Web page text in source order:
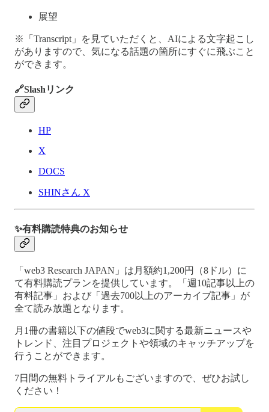
展望
※「Transcript」を見ていただくと、AIによる文字起こし
がありますので、気になる話題の箇所にすぐに飛ぶこと
ができます。
🔗Slashリンク
HP
X
DOCS
SHINさん X
✨有料購読特典のお知らせ
「web3 Research JAPAN」は月額約1,200円（8ドル）に
て有料購読プランを提供しています。「週10記事以上の
有料記事」および「過去700以上のアーカイブ記事」が
全て読み放題となります。
月1冊の書籍以下の値段でweb3に関する最新ニュースや
トレンド、注目プロジェクトや領域のキャッチアップを
行うことができます。
7日間の無料トライアルもございますので、ぜひお試し
ください！